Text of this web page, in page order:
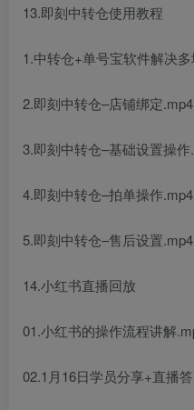
13.即刻中转仓使用教程
1.中转仓+单号宝软件解决
2.即刻中转仓–店铺绑定.mp4
3.即刻中转仓–基础设置操作
4.即刻中转仓–拍单操作.mp4
5.即刻中转仓–售后设置.mp4
14.小红书直播回放
01.小红书的操作流程讲解
02.1月16日学员分享+直播